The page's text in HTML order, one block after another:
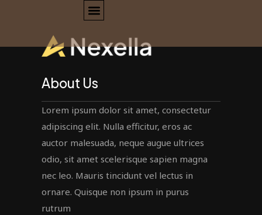
About Us
Lorem ipsum dolor sit amet, consectetur
adipiscing elit. Nulla efficitur, eros ac
auctor malesuada, neque augue ultrices
odio, sit amet scelerisque sapien magna
nec leo. Mauris tincidunt vel lectus in
ornare. Quisque non ipsum in purus
rutrum